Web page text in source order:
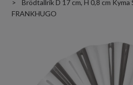
Brödtallrik D 17 cm, H 0,8 cm
FRANKHUGO